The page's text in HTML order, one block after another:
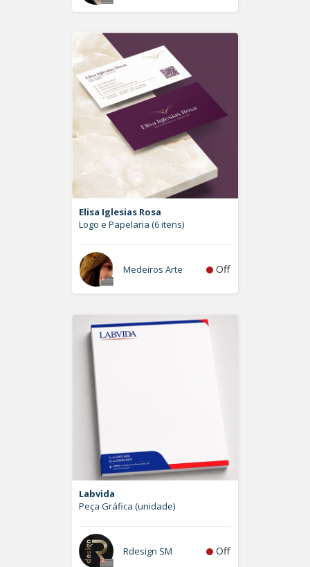
Elisa Iglesias Rosa
Logo e Papelaria (6 itens)
Medeiros Arte Off
Labvida
Peça Gráfica (unidade)
Rdesign SM Off